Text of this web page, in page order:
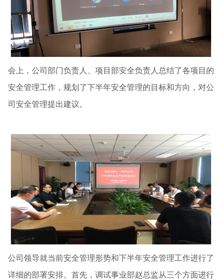
会上，公司部门负责人、项目部安全负责人总结了各项目的
安全管理工作，规划了下半年安全管理的目标和方向，对公
司安全管理提出建议。
公司领导就当前安全管理形势和下半年安全管理工作进行了
详细的部署安排。首先，调试事业部赵总监从三个方面进行